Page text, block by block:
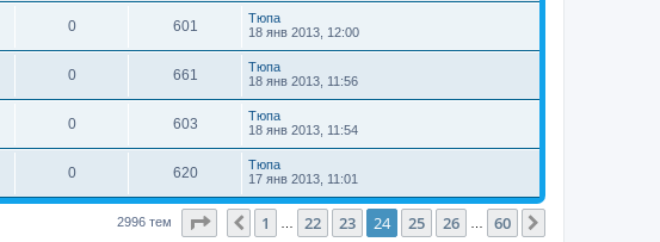
0 601
Тюпа
18 янв 2013, 12:00
0 661
Тюпа
18 янв 2013, 11:56
0 603
Тюпа
18 янв 2013, 11:54
0 620
Тюпа
17 янв 2013, 11:01
2996 тем Страница 24из 60
Пред.
1 22 23 24 25 26 60